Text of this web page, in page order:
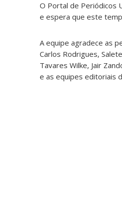
O Portal de Periódicos
e espera que este
A equipe agradece as
Carlos Rodrigues,
Tavares Wilke, Jair
e as equipes editoriais